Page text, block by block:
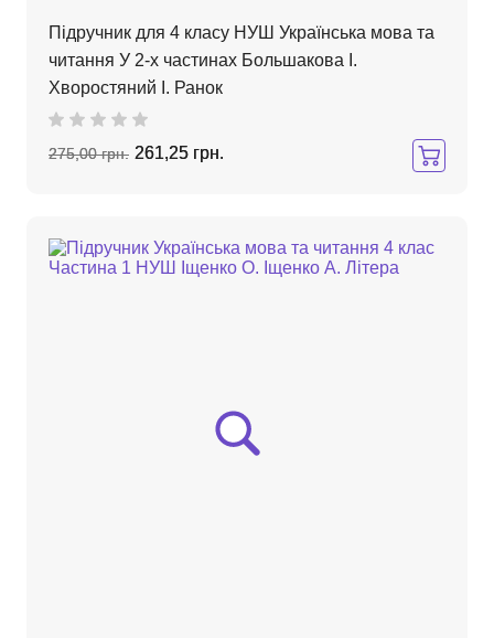
Підручник для 4 класу НУШ Українська мова та
читання У 2-х частинах Большакова І.
Хворостяний І. Ранок
275,00 грн. 261,25 грн.